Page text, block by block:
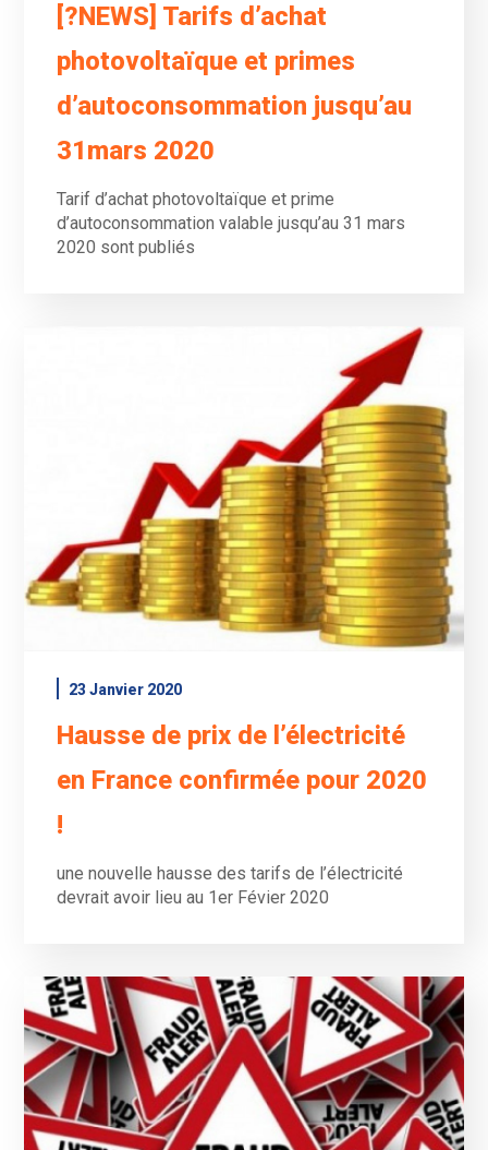
[?NEWS] Tarifs d’achat
photovoltaïque et primes
d’autoconsommation jusqu’au
31mars 2020
Tarif d’achat photovoltaïque et prime
d’autoconsommation valable jusqu’au 31 mars
2020 sont publiés
23 Janvier 2020
Hausse de prix de l’électricité
en France confirmée pour 2020
!
une nouvelle hausse des tarifs de l’électricité
devrait avoir lieu au 1er Févier 2020